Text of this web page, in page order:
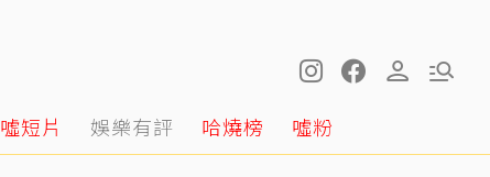
噓短片 娛樂有評 哈燒榜 噓粉